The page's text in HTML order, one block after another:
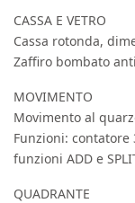
CASSA E VETRO
Cassa rotonda,
Zaffiro bombato
MOVIMENTO
Movimento al
Funzioni:
funzioni ADD e
QUADRANTE